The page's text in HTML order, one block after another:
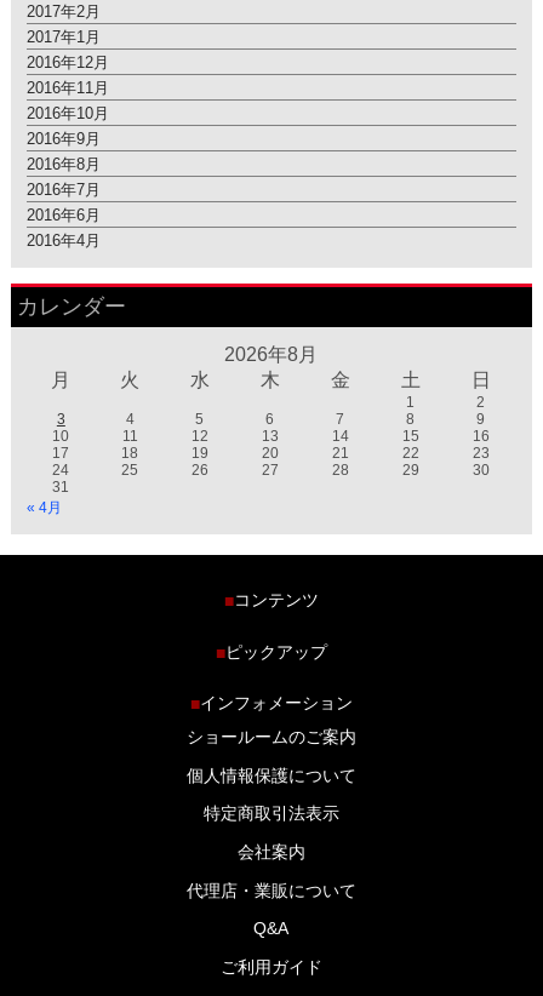
2017年2月
2017年1月
2016年12月
2016年11月
2016年10月
2016年9月
2016年8月
2016年7月
2016年6月
2016年4月
カレンダー
2026年8月
月
火 水 木 金 土 日
1
2
3
4 5 6 7 8
9
10
11 12 13 14 15
16
17
18 19 20 21 22
23
24
25 26 27 28 29
30
31
« 4月
■コンテンツ
商品ラインナップ
ブログ
■ピックアップ
■インフォメーション
ショールームのご案内
個人情報保護について
特定商取引法表示
会社案内
代理店・業販について
Q&A
ご利用ガイド